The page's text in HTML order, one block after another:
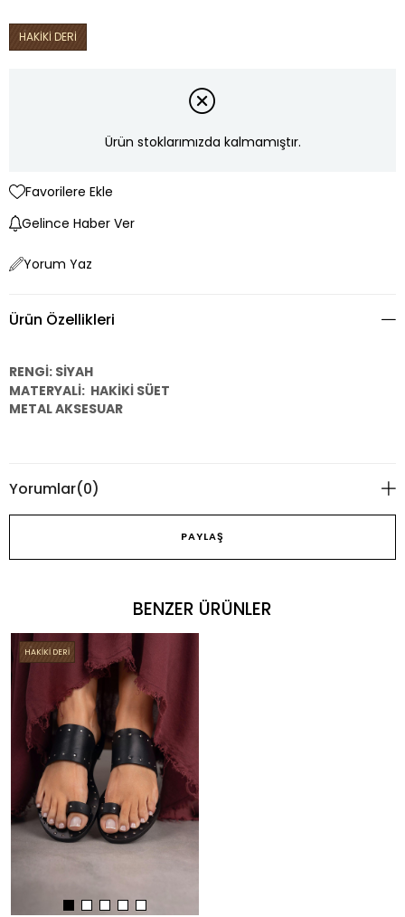
HAKİKİ DERİ
Ürün stoklarımızda kalmamıştır.
Favorilere Ekle
Gelince Haber Ver
Yorum Yaz
Ürün Özellikleri
RENGİ: SİYAH
MATERYALİ: HAKİKİ SÜET
METAL AKSESUAR
Yorumlar(0)
PAYLAŞ
BENZER ÜRÜNLER
HAKİKİ DERİ